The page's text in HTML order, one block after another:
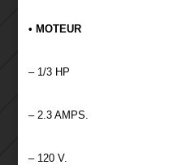
• MOTEUR
– 1/3 HP
– 2.3 AMPS.
– 120 V.